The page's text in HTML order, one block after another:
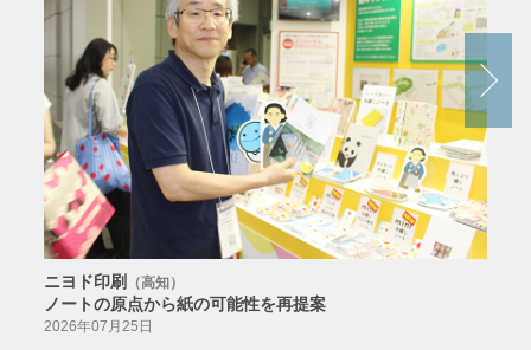
ニヨド印刷 （高知）
ノートの原点から紙の可能性を再提案
2026年07月25日